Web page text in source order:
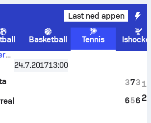
Last ned appen
Basketball Tennis
Women Singles,16-delsfinale
24.7.201713:00
3
6
7
5
3
6
1
2